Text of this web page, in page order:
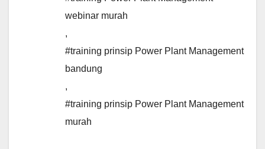
webinar murah
,
#training prinsip Power Plant Management
bandung
,
#training prinsip Power Plant Management
murah